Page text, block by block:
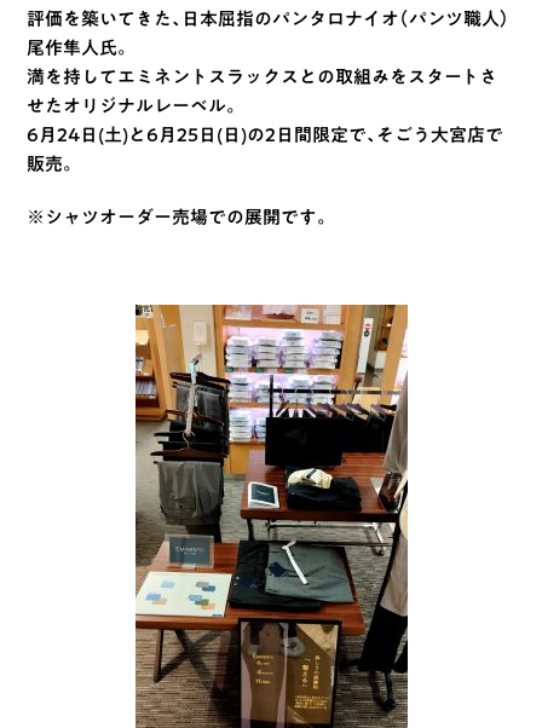
評価を築いてきた、日本屈指のパンタロナイオ（パンツ職人）
尾作隼人氏。
満を持してエミネントスラックスとの取組みをスタートさ
せたオリジナルレーベル。
6月24日(土)と6月25日(日)の2日間限定で、そごう大宮店で
販売。
※シャツオーダー売場での展開です。